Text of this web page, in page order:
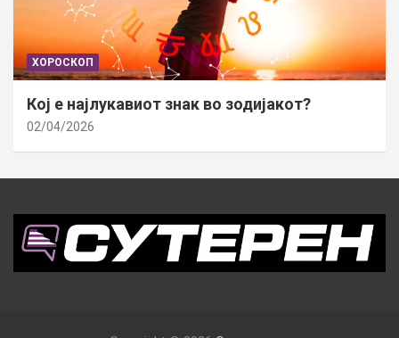
ХОРОСКОП
Кој е најлукавиот знак во зодијакот?
02/04/2026